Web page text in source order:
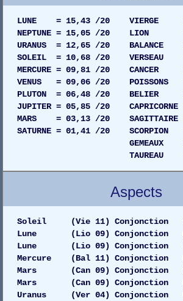
LUNE = 15,43 /20 VIERGE
NEPTUNE = 15,05 /20 LION =
URANUS = 12,65 /20
SOLEIL = 10,68 /20 VERSEAU
MERCURE = 09,81 /20
VENUS = 09,06 /20
PLUTON = 06,48 /20 BELIER
JUPITER = 05,85 /20
MARS = 03,13 /20
SATURNE = 01,41 /20
GEMEAUX = 02,00 /
TAUREAU = 02,00 /20
Aspects
Soleil (Vie 11)
Lune (Lio 09) Conjonction
Lune (Lio 09)
Mercure (Bal 11) Conjonction
Mars (Can 09) Conjonction
Mars (Can 09)
Uranus (Ver 04) Conjonction